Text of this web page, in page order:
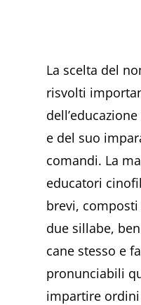
La scelta del
risvolti
e del suo
comandi. La
educatori
brevi,
due sillabe,
cane stesso e
pronunciabili
impartire